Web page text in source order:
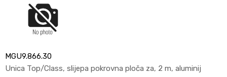
MGU9.866.30
Unica Top/Class, slijepa pokrovna ploča za, 2 m, aluminij